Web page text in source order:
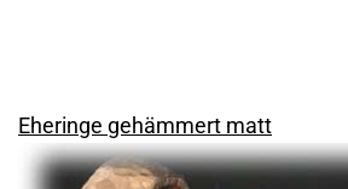
Eheringe gehämmert matt